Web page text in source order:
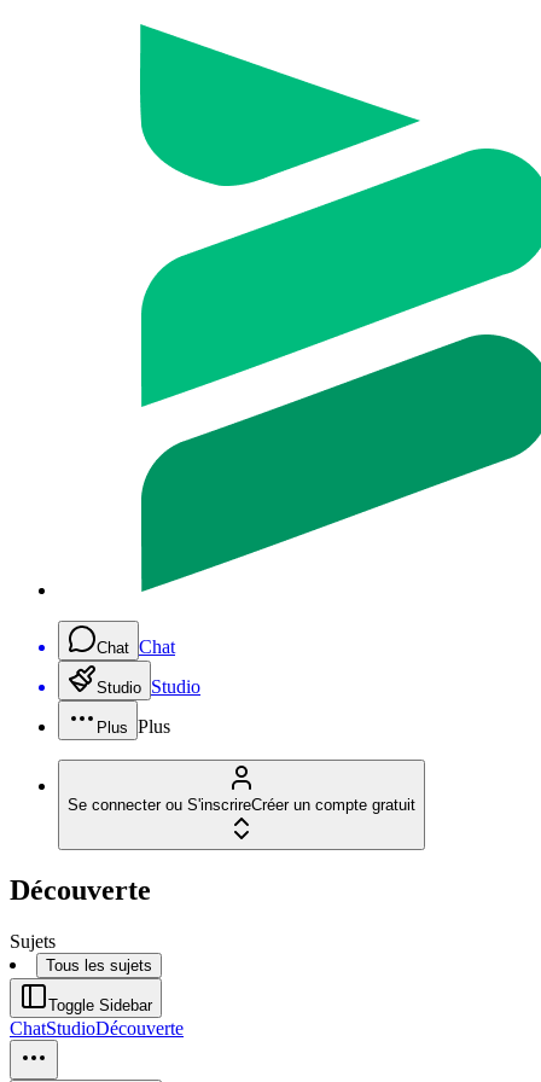
Chat Chat
Studio Studio
Plus Plus
Se connecter ou S'inscrireCréer un compte gratuit
Découverte
Sujets
Tous les sujets
Toggle Sidebar
ChatStudioDécouverte